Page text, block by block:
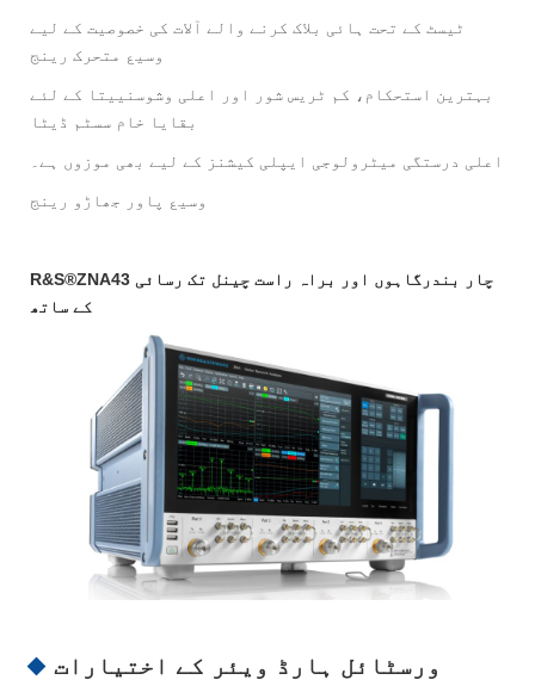
ٹیسٹ کے تحت ہائی بلاک کرنے والے آلات کی خصوصیت کے لیے
وسیع متحرک رینج
بہترین استحکام، کم ٹریس شور اور اعلی وشوسنییتا کے لئے
بقایا خام سسٹم ڈیٹا
اعلی درستگی میٹرولوجی ایپلی کیشنز کے لیے بھی موزوں ہے۔
وسیع پاور جھاڑو رینج
R&S®ZNA43 چار بندرگاہوں اور براہ راست چینل تک رسائی
کے ساتھ
ورسٹائل ہارڈ ویئر کے اختیارات